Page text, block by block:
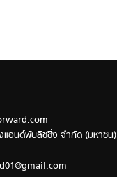
อนด์พับลิชชิ่ง จำกัด (มหาชน)